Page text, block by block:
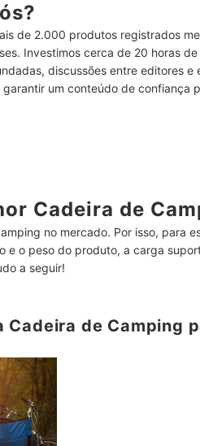
Revestimento da Cadeira
Recursos Extras
de 2.000 produtos registrados
Investimos cerca de 20 horas
discussões entre editores e
um conteúdo de confiança
Cadeira de
no mercado. Por isso, para
e o peso do produto, a carga
a seguir!
Cadeira de Camping